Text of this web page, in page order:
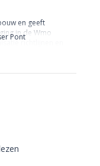
Pont
en geeft
in de Wmo
richtlijnen en
praktijk